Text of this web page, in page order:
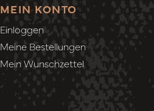
MEIN KONTO
Einloggen
Meine Bestellungen
Mein Wunschzettel